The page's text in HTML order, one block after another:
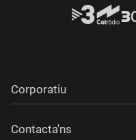
Corporatiu
Contacta'ns